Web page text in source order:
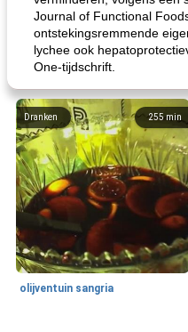
Journal of Functional
ontstekingsremmende
lychee ook
One-tijdschrift.
255min
Dranken
olijventuin sangria